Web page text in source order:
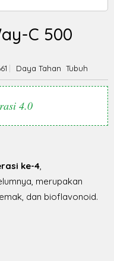
C 500
Daya Tahan Tubuh
4.0
ke-4,
merupakan
dan bioflavonoid.